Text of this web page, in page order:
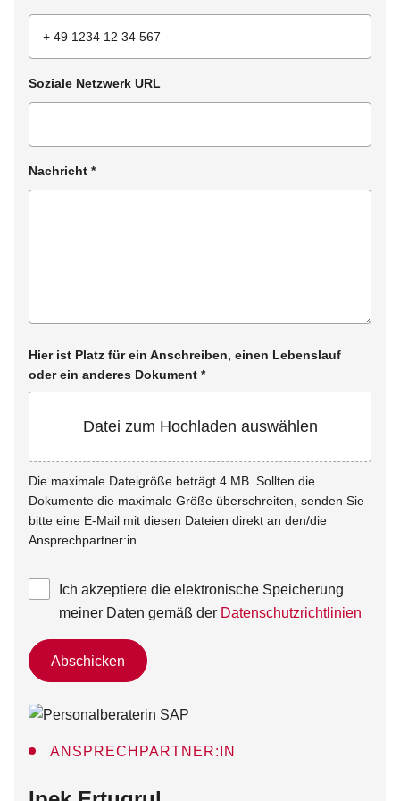
Soziale Netzwerk URL
Nachricht *
Hier ist Platz für ein Anschreiben, einen Lebenslauf
oder ein anderes Dokument *
Datei zum Hochladen auswählen
Die maximale Dateigröße beträgt 4 MB. Sollten die
Dokumente die maximale Größe überschreiten, senden Sie
bitte eine E-Mail mit diesen Dateien direkt an den/die
Ansprechpartner:in.
Ich akzeptiere die elektronische Speicherung
meiner Daten gemäß der Datenschutzrichtlinien
Abschicken
ANSPRECHPARTNER:IN